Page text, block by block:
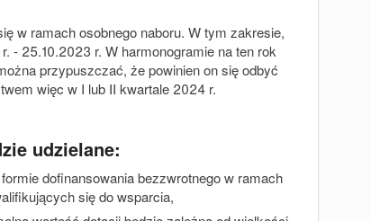
w ramach osobnego naboru. W tym zakresie,
- 25.10.2023 r. W harmonogramie na ten rok
przypuszczać, że powinien on się odbyć
więc w I lub II kwartale 2024 r.
udzielane:
dofinansowania bezzwrotnegow ramach
się do wsparcia,